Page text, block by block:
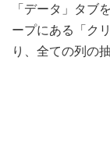
「データ」タブ
ープにある「ク
り、全ての列の